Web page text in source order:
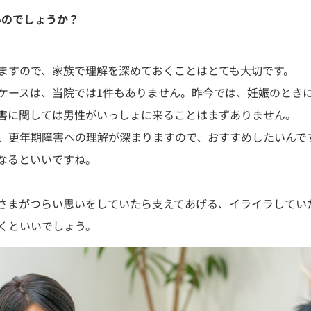
でしょうか？
ので、家族で理解を深めておくことはとても大切です。
ースは、当院では1件もありません。昨今では、妊娠のとき
関しては男性がいっしょに来ることはまずありません。
更年期障害への理解が深まりますので、おすすめしたいん
といいですね。
まがつらい思いをしていたら支えてあげる、イライラして
いいでしょう。